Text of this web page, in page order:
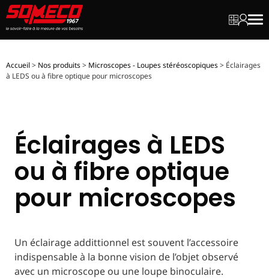
MonMon
Accueil > Nos produits> Microscopes - Loupes stéréoscopiques> Éclairages
à LEDS ou à fibre optique pour microscopes
Éclairages à LEDS
ou à fibre optique
pour microscopes
Un éclairage addittionnel est souvent l’accessoire
indispensable à la bonne vision de l’objet observé
avec un microscope ou une loupe binoculaire.